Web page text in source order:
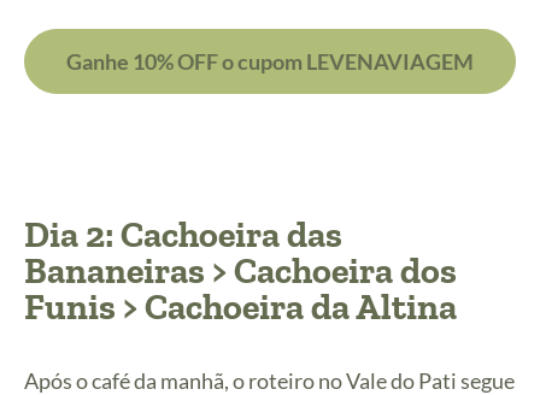
Ganhe 10% OFF o cupom LEVENAVIAGEM
Dia 2: Cachoeira das
Bananeiras > Cachoeira dos
Funis > Cachoeira da Altina
Após o café da manhã, o roteiro no Vale do Pati segue